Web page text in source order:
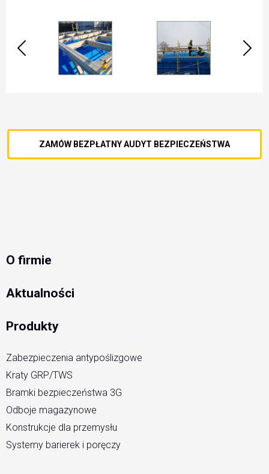
ZAMÓW BEZPŁATNY AUDYT BEZPIECZEŃSTWA
O firmie
Aktualności
Produkty
Zabezpieczenia antypoślizgowe
Kraty GRP/TWS
Bramki bezpieczeństwa 3G
Odboje magazynowe
Konstrukcje dla przemysłu
Systemy barierek i poręczy